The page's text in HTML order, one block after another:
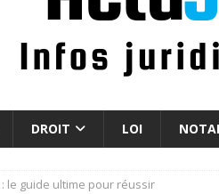
DROIT LOI
le guide ultime pour réussir